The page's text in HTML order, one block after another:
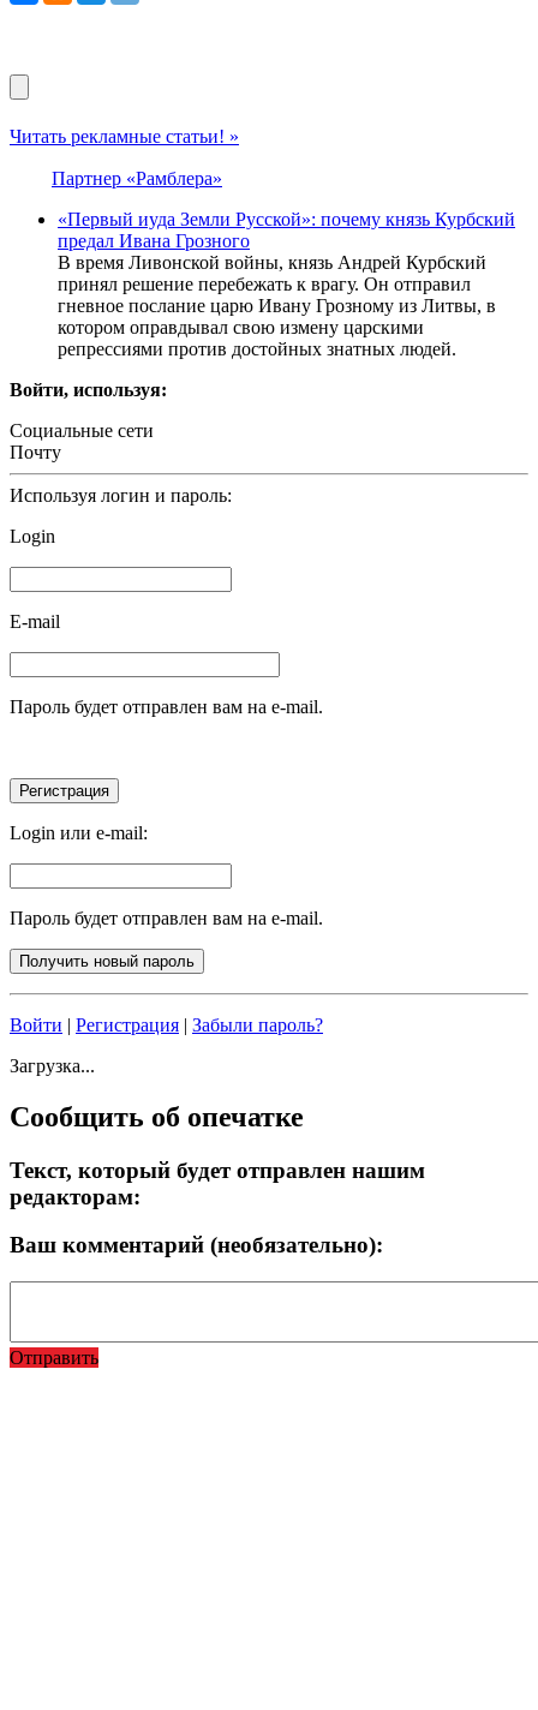
Читать рекламные статьи! »
Партнер «Рамблера»
«Первый иуда Земли Русской»: почему князь Курбский
предал Ивана Грозного
В время Ливонской войны, князь Андрей Курбский
принял решение перебежать к врагу. Он отправил
гневное послание царю Ивану Грозному из Литвы, в
котором оправдывал свою измену царскими
репрессиями против достойных знатных людей.
Войти, используя:
Социальные сети
Почту
Используя логин и пароль:
Login
E-mail
Пароль будет отправлен вам на e-mail.
Login или e-mail:
Пароль будет отправлен вам на e-mail.
Войти | Регистрация | Забыли пароль?
Загрузка...
Сообщить об опечатке
Текст, который будет отправлен нашим
редакторам:
Ваш комментарий (необязательно):
Отправить